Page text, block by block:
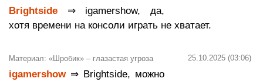
Brightside ⇒ igamershow, да,
хотя времени на консоли играть не хватает.
25.10.2025 (03:06)
Материал: «Шробик» – глазастая угроза
igamershow⇒ Brightside, можно